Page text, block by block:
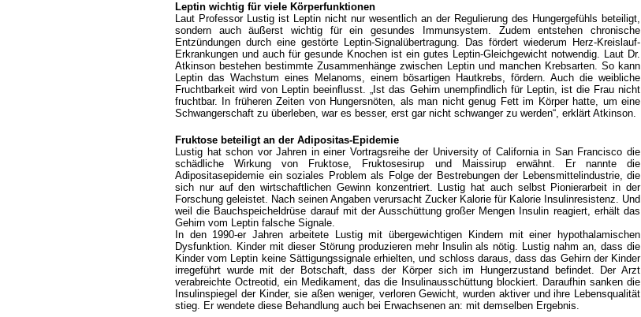
Leptin wichtig für viele Körperfunktionen
Laut Professor Lustig ist Leptin nicht nur wesentlich an der Regulierung des Hungergefühls beteiligt,
sondern auch äußerst wichtig für ein gesundes Immunsystem. Zudem entstehen chronische
Entzündungen durch eine gestörte Leptin-Signalübertragung. Das fördert wiederum Herz-Kreislauf-
Erkrankungen und auch für gesunde Knochen ist ein gutes Leptin-Gleichgewicht notwendig. Laut Dr.
Atkinson bestehen bestimmte Zusammenhänge zwischen Leptin und manchen Krebsarten. So kann
Leptin das Wachstum eines Melanoms, einem bösartigen Hautkrebs, fördern. Auch die weibliche
Fruchtbarkeit wird von Leptin beeinflusst. „Ist das Gehirn unempfindlich für Leptin, ist die Frau nicht
fruchtbar. In früheren Zeiten von Hungersnöten, als man nicht genug Fett im Körper hatte, um eine
Schwangerschaft zu überleben, war es besser, erst gar nicht schwanger zu werden“, erklärt Atkinson.
Fruktose beteiligt an der Adipositas-Epidemie
Lustig hat schon vor Jahren in einer Vortragsreihe der University of California in San Francisco die
schädliche Wirkung von Fruktose, Fruktosesirup und Maissirup erwähnt. Er nannte die
Adipositasepidemie ein soziales Problem als Folge der Bestrebungen der Lebensmittelindustrie, die
sich nur auf den wirtschaftlichen Gewinn konzentriert. Lustig hat auch selbst Pionierarbeit in der
Forschung geleistet. Nach seinen Angaben verursacht Zucker Kalorie für Kalorie Insulinresistenz. Und
weil die Bauchspeicheldrüse darauf mit der Ausschüttung großer Mengen Insulin reagiert, erhält das
Gehirn vom Leptin falsche Signale.
In den 1990-er Jahren arbeitete Lustig mit übergewichtigen Kindern mit einer hypothalamischen
Dysfunktion. Kinder mit dieser Störung produzieren mehr Insulin als nötig. Lustig nahm an, dass die
Kinder vom Leptin keine Sättigungssignale erhielten, und schloss daraus, dass das Gehirn der Kinder
irregeführt wurde mit der Botschaft, dass der Körper sich im Hungerzustand befindet. Der Arzt
verabreichte Octreotid, ein Medikament, das die Insulinausschüttung blockiert. Daraufhin sanken die
Insulinspiegel der Kinder, sie aßen weniger, verloren Gewicht, wurden aktiver und ihre Lebensqualität
stieg. Er wendete diese Behandlung auch bei Erwachsenen an: mit demselben Ergebnis.